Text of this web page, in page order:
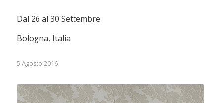
Dal 26 al 30 Settembre
Bologna, Italia
5 Agosto 2016